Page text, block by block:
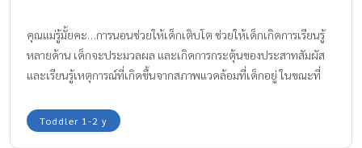
คุณแม่รู้มั้ยคะ…การนอนช่วยให้เด็กเติบโต ช่วยให้เด็กเกิดการเรียนรู้
หลายด้าน เด็กจะประมวลผล และเกิดการกระตุ้นของประสาทสัมผัส
และเรียนรู้เหตุการณ์ที่เกิดขึ้นจากสภาพแวดล้อมที่เด็กอยู่ ในขณะที่
เด็กทำในขณะตื่น พลังของการนอน…ต่อยอดรอยหยัก สร้างการ
ประมวลผลสมองลูก? การนอนเป็นปัจจัยสำคัญในกระบวนการสร้าง
Toddler 1-2 y